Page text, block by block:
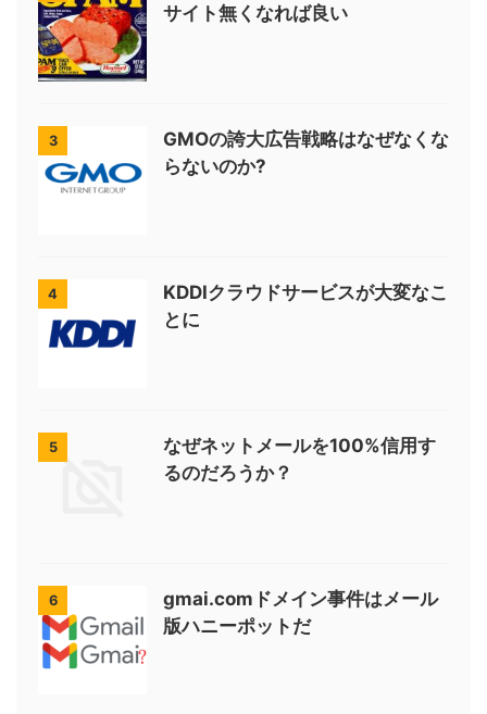
サイト無くなれば良い
3
GMOの誇大広告戦略はなぜなくな
らないのか?
4
KDDIクラウドサービスが大変なこ
とに
5
なぜネットメールを100%信用す
るのだろうか？
6
gmai.comドメイン事件はメール
版ハニーポットだ